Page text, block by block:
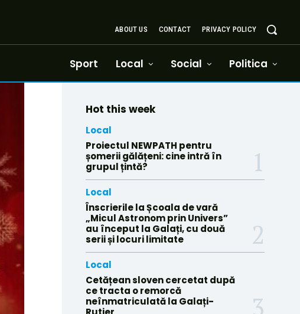
ABOUT US CONTACT PRIVACY POLICY
Sport Local Social Politica
Hot this week
Local
Proiectul NEWPATH pentru
șomerii gălățeni: cine intră în
grupul țintă?
Local
Înscrierile la Școala de vară
„Micul Astronom prin Univers”
au început la Galați, cu două
serii și locuri limitate
Local
Cetățean sloven cercetat după
ce tracta o remorcă
neînmatriculată la Galați-